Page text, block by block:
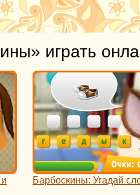
играть
Барбоскины: Угадай